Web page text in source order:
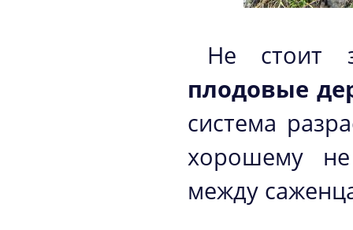
Не стоит
плодовые
система
хорошему не
между